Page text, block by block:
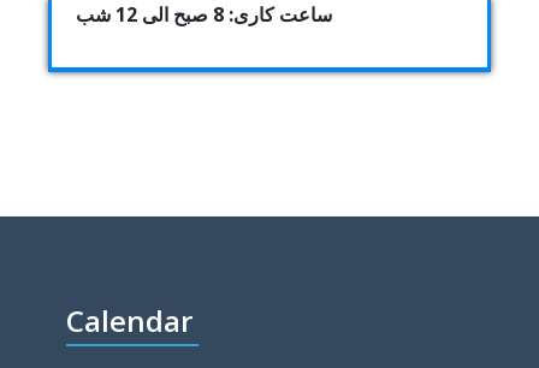
ساعت کاری: 8 صبح الی 12 شب
Calendar